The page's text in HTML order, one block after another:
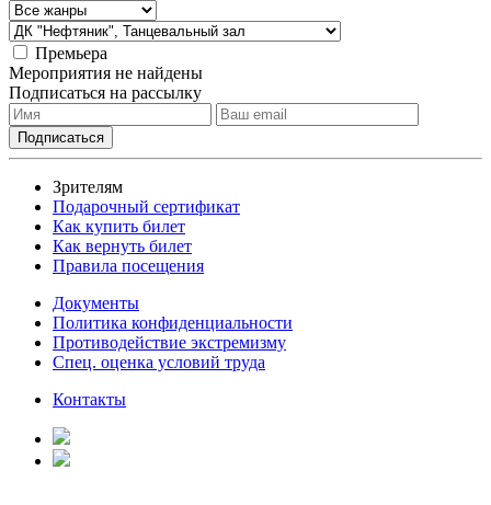
Премьера
Мероприятия не найдены
Подписаться на рассылку
Зрителям
Подарочный сертификат
Как купить билет
Как вернуть билет
Правила посещения
Документы
Политика конфиденциальности
Противодействие экстремизму
Спец. оценка условий труда
Контакты